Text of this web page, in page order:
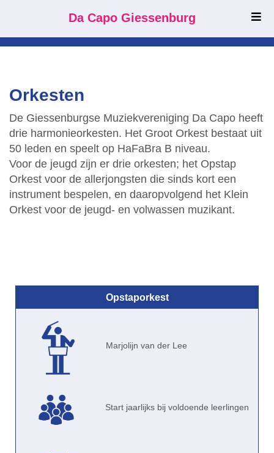
Da Capo Giessenburg
Orkesten
De Giessenburgse Muziekvereniging Da Capo heeft
drie harmonieorkesten. Het Groot Orkest bestaat uit
50 leden en speelt op HaFaBra B niveau.
Voor de jeugd zijn er drie orkesten; het Opstap
Orkest voor de allerjongsten die sinds kort een
instrument bespelen, en daaropvolgend het Klein
Orkest voor de jeugd- en volwassen muzikant.
Opstaporkest
Marjolijn van der Lee
Start jaarlijks bij voldoende leerlingen